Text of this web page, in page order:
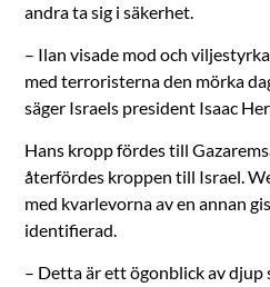
andra ta sig i säkerhet.
– Ilan visade mod och
med terroristerna den mörka
säger Israels president Isaac
Hans kropp fördes till
återfördes kroppen till Israel.
med kvarlevorna av en annan
identifierad.
– Detta är ett ögonblick av djup